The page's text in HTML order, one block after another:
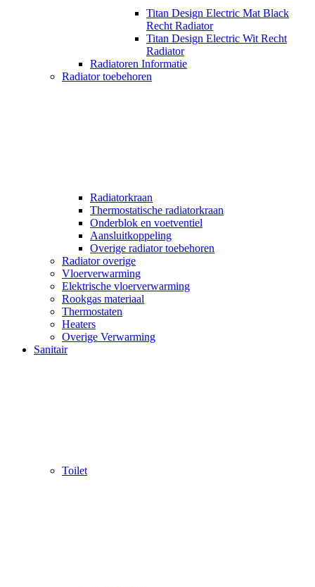
Titan Design Electric Mat Black
Recht Radiator
Titan Design Electric Wit Recht
Radiator
Radiatoren Informatie
Radiator toebehoren
Radiatorkraan
Thermostatische radiatorkraan
Onderblok en voetventiel
Aansluitkoppeling
Overige radiator toebehoren
Radiator overige
Vloerverwarming
Elektrische vloerverwarming
Rookgas materiaal
Thermostaten
Heaters
Overige Verwarming
Sanitair
Toilet